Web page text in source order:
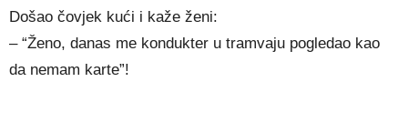
Došao čovjek kući i kaže ženi:
– “Ženo, danas me kondukter u tramvaju pogledao kao
da nemam karte”!